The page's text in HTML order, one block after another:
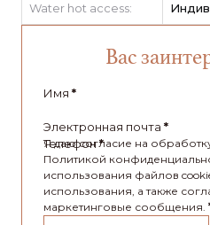
Water hot access:
Вас
Имя *
Электронная почта *
Телефон*
Я даю согласие на
Политикой
использования файлов
использования, а также
маркетинговые сообщения.